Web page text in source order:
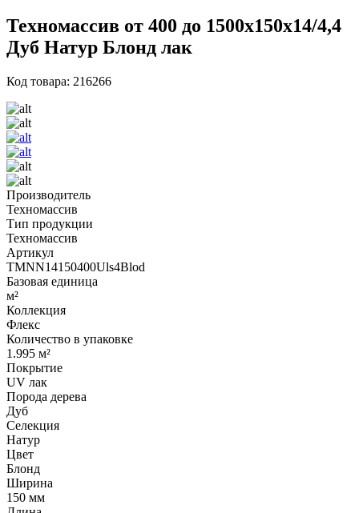
Техномассив от 400 до 1500х150х14/4,4
Дуб Натур Блонд лак
Код товара: 216266
Производитель
Техномассив
Тип продукции
Техномассив
Артикул
TMNN14150400Uls4Blod
Базовая единица
м²
Коллекция
Флекс
Количество в упаковке
1.995 м²
Покрытие
UV лак
Порода дерева
Дуб
Селекция
Натур
Цвет
Блонд
Ширина
150 мм